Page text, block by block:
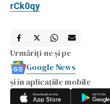
rCk0qy
Urmăriți-ne și pe
Google News
și în aplicațiile mobile